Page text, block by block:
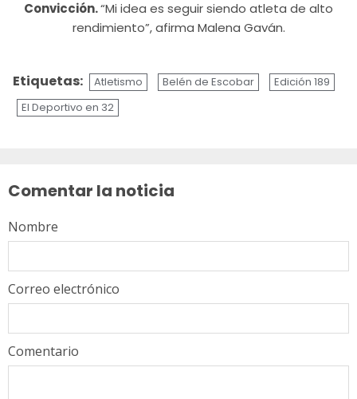
Convicción.“Mi idea es seguir siendo atleta de alto
rendimiento”, afirma Malena Gaván.
Etiquetas: Atletismo Belén de Escobar
Edición 189
El Deportivo en 32
Comentar la noticia
Comentario
Nombre
Correo electrónico